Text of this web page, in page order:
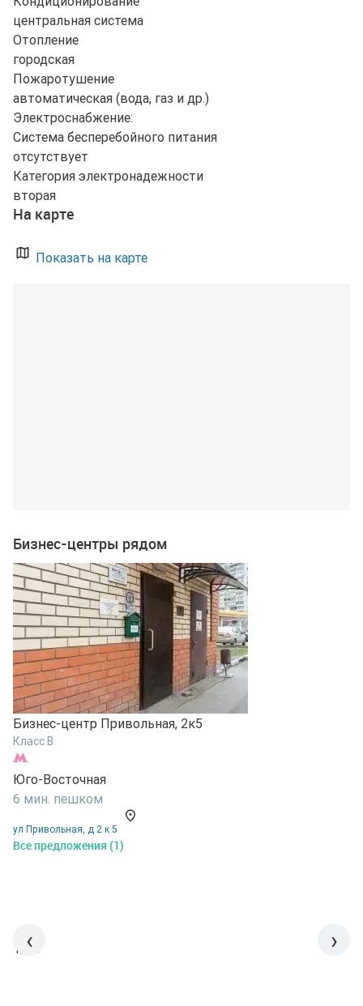
центральная система
Отопление
городская
Пожаротушение
автоматическая (вода, газ и др.)
Электроснабжение:
Система бесперебойного питания
отсутствует
Категория электронадежности
вторая
На карте
Показать на карте
Бизнес-центры рядом
Бизнес-центр Привольная, 2к5
Класс B
Юго-Восточная
6 мин. пешком
ул Привольная, д 2 к 5
Все предложения (1)
‹ ›
1/15